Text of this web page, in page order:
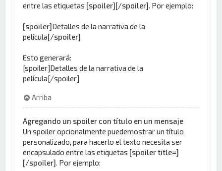
entre las etiquetas [spoiler][/spoiler] . Por ejemplo:
[spoiler]Detalles de la narrativa de la
película[/spoiler]
Esto generará:
[spoiler]Detalles de la narrativa de la
película[/spoiler]
Arriba
Agregando un spoiler con título en un mensaje
Un spoiler opcionalmente puedemostrar un título
personalizado, para hacerlo el texto necesita ser
encapsulado entre las etiquetas [spoiler title=]
[/spoiler]. Por ejemplo: